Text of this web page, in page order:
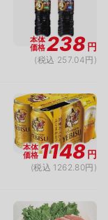
本体
価格238円
(税込 257.04円)
本体
価格1148円
(税込 1262.80円)